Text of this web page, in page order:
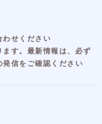
せください
す。最新情報は、必ず
信をご確認ください